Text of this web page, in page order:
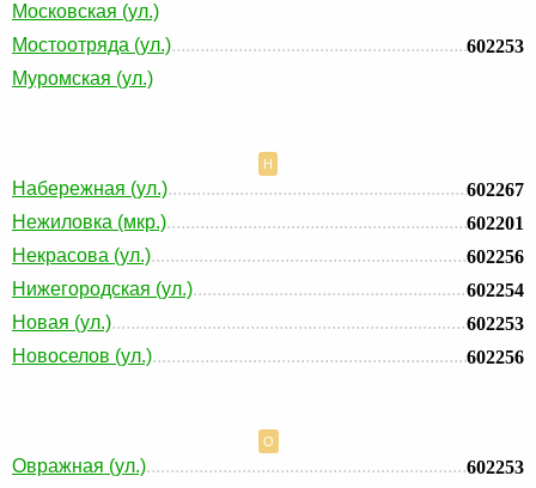
Московская (ул.)
Мостоотряда (ул.)
602253
Муромская (ул.)
Н
Набережная (ул.)
602267
Нежиловка (мкр.)
602201
Некрасова (ул.)
602256
Нижегородская (ул.)
602254
Новая (ул.)
602253
Новоселов (ул.)
602256
О
Овражная (ул.)
602253